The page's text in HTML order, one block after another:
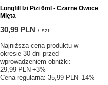
Longfill Izi Pizi 6ml - Czarne Owoce
Mięta
30,99 PLN / szt.
Najniższa cena produktu w
okresie 30 dni przed
wprowadzeniem obniżki:
29,99 PLN +3%
Cena regularna: 35,99 PLN -14%